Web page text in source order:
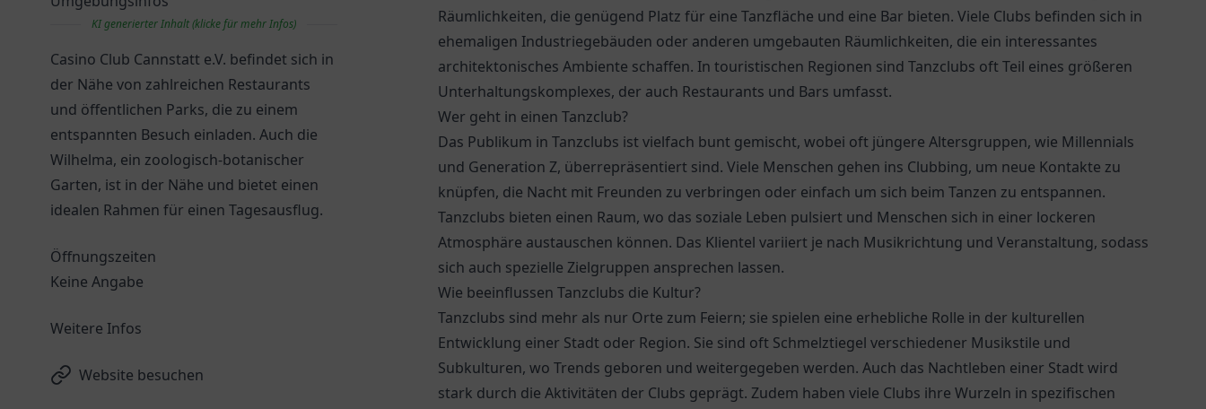
KI generierter Inhalt (klicke für mehr Infos)
Casino Club Cannstatt e.V. befindet sich in
der Nähe von zahlreichen Restaurants
und öffentlichen Parks, die zu einem
entspannten Besuch einladen. Auch die
Wilhelma, ein zoologisch-botanischer
Garten, ist in der Nähe und bietet einen
idealen Rahmen für einen Tagesausflug.
Öffnungszeiten
Keine Angabe
Weitere Infos
Website besuchen
Räumlichkeiten, die genügend Platz für eine Tanzfläche und eine Bar bieten. Viele Clubs befinden sich in
ehemaligen Industriegebäuden oder anderen umgebauten Räumlichkeiten, die ein interessantes
architektonisches Ambiente schaffen. In touristischen Regionen sind Tanzclubs oft Teil eines größeren
Unterhaltungskomplexes, der auch Restaurants und Bars umfasst.
Wer geht in einen Tanzclub?
Das Publikum in Tanzclubs ist vielfach bunt gemischt, wobei oft jüngere Altersgruppen, wie Millennials
und Generation Z, überrepräsentiert sind. Viele Menschen gehen ins Clubbing, um neue Kontakte zu
knüpfen, die Nacht mit Freunden zu verbringen oder einfach um sich beim Tanzen zu entspannen.
Tanzclubs bieten einen Raum, wo das soziale Leben pulsiert und Menschen sich in einer lockeren
Atmosphäre austauschen können. Das Klientel variiert je nach Musikrichtung und Veranstaltung, sodass
sich auch spezielle Zielgruppen ansprechen lassen.
Wie beeinflussen Tanzclubs die Kultur?
Tanzclubs sind mehr als nur Orte zum Feiern; sie spielen eine erhebliche Rolle in der kulturellen
Entwicklung einer Stadt oder Region. Sie sind oft Schmelztiegel verschiedener Musikstile und
Subkulturen, wo Trends geboren und weitergegeben werden. Auch das Nachtleben einer Stadt wird
stark durch die Aktivitäten der Clubs geprägt. Zudem haben viele Clubs ihre Wurzeln in spezifischen